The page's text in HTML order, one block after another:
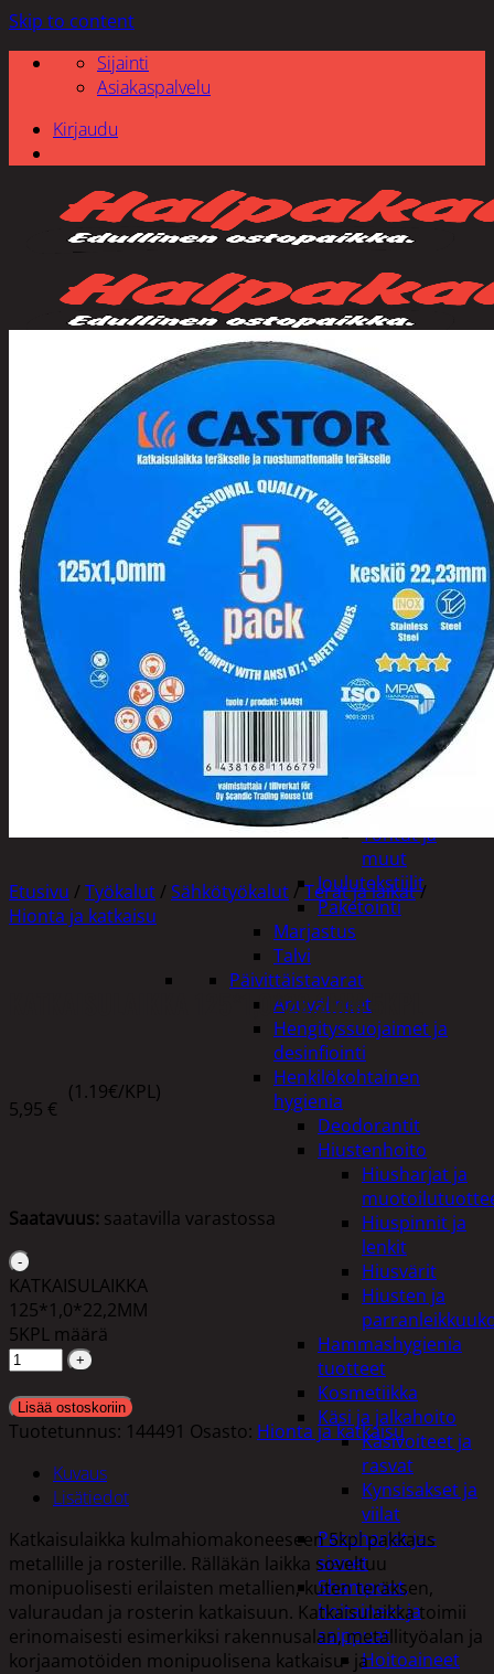
Skip to content
Sijainti
Asiakaspalvelu
Kirjaudu
Etsi:
Tuotevalikoima
Poistotuotteet
Kausituotteet
Joulu
Joulu- ja kausivalot
Eläimet ja
tontut
Kyntteliköt
Valoketjut ja
kuusenvalot
Joulukoristeet
Kranssit ja
asetelmat
Tontut ja
muut
Joulutekstiilit
Paketointi
Marjastus
Talvi
Päivittäistavarat
Apuvälineet
Hengityssuojaimet ja
desinfiointi
Henkilökohtainen
hygienia
Deodorantit
Hiustenhoito
Hiusharjat ja
Hiuspinnit ja
lenkit
Hiusvärit
Hiusten ja
Hammashygienia
tuotteet
Kosmetiikka
Käsi ja jalkahoito
Käsivoiteet ja
rasvat
Kynsisakset ja
viilat
Pesuharjat ja -
sienet
Shampoot,
hoitaineet ja
saippuat
Hoitoaineet
Etusivu / Työkalut / Sähkötyökalut /Terät ja laikat/
Hionta ja katkaisu
KATKAISULAIKKA 125*1,0*22,2MM 5KPL
5,95 €
(1.19€/KPL)
Saatavuus: saatavilla varastossa
KATKAISULAIKKA
125*1,0*22,2MM
5KPL määrä
Lisää ostoskoriin
Tuotetunnus: 144491 Osasto: Hionta ja katkaisu
Kuvaus
Lisätiedot
Katkaisulaikka kulmahiomakoneeseen 5kpl pakkaus
metallille ja rosterille. Rälläkän laikka soveltuu
monipuolisesti erilaisten metallien, kuten teräksen,
valuraudan ja rosterin katkaisuun. Katkaisulaikka toimii
erinomaisesti esimerkiksi rakennusalan, metallityöalan ja
korjaamotöiden monipuolisena katkaisu- ja